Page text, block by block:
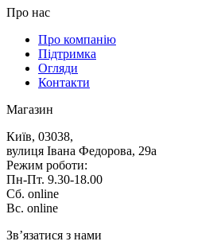
Про нас
Про компанію
Підтримка
Огляди
Контакти
Магазин
Київ, 03038,
вулиця Івана Федорова, 29а
Режим роботи:
Пн-Пт. 9.30-18.00
Сб. online
Вс. online
Зв’язатися з нами